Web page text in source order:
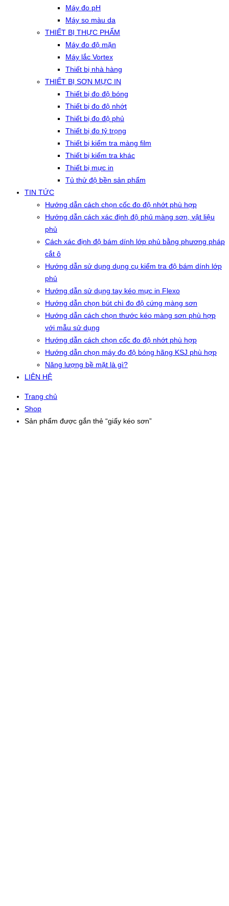
Máy đo pH
Máy so màu da
THIẾT BỊ THỰC PHẨM
Máy đo độ mặn
Máy lắc Vortex
Thiết bị nhà hàng
THIẾT BỊ SƠN MỰC IN
Thiết bị đo độ bóng
Thiết bị đo độ nhớt
Thiết bị đo độ phủ
Thiết bị đo tỷ trọng
Thiết bị kiểm tra màng film
Thiết bị kiểm tra khác
Thiết bị mực in
Tủ thử độ bền sản phẩm
TIN TỨC
Hướng dẫn cách chọn cốc đo độ nhớt phù hợp
Hướng dẫn cách xác định độ phủ màng sơn, vật liệu
phủ
Cách xác định độ bám dính lớp phủ bằng phương pháp
cắt ô
Hướng dẫn sử dụng dụng cụ kiểm tra độ bám dính lớp
phủ
Hướng dẫn sử dụng tay kéo mực in Flexo
Hướng dẫn chọn bút chì đo độ cứng màng sơn
Hướng dẫn cách chọn thước kéo màng sơn phù hợp
với mẫu sử dụng
Hướng dẫn cách chọn cốc đo độ nhớt phù hợp
Hướng dẫn chọn máy đo độ bóng hãng KSJ phù hợp
Năng lượng bề mặt là gì?
LIÊN HỆ
Trang chủ
Shop
Sản phẩm được gắn thẻ “giấy kéo sơn”